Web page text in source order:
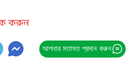
করুন
আপনার মতামত প্রদান করুন